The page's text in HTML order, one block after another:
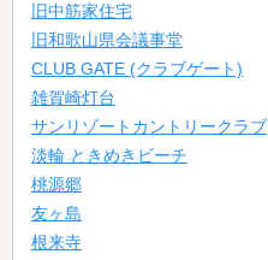
旧中筋家住宅
旧和歌山県会議事堂
CLUB GATE (クラブゲート)
雑賀崎灯台
サンリゾートカントリークラブ
淡輪 ときめきビーチ
桃源郷
友ヶ島
根来寺